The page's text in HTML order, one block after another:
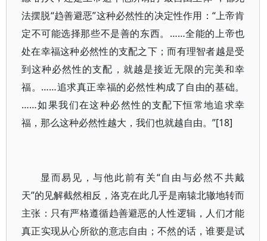
法摆脱“趋善避恶”这种必然性的决定性作用：“上帝肯
定不可能选择那些不是善的东西。……全能的上帝也
处在幸福这种必然性的支配之下；而有理智者越是受
到这种必然性的支配，就越是接近无限的完美和幸
福。……追求真正幸福的必然性构成了自由的基础。
……如果我们在这种必然性的支配下恒常地追求幸
福，那么这种必然性越大，我们也就越自由。”[18]
显而易见，与他此前有关“自由与必然不共戴
天”的见解截然相反，洛克在此几乎是南辕北辙地转而
主张：只有严格遵循趋善避恶的人性逻辑，人们才能
真正实现从心所欲的意志自由；不然的话，谁要是试